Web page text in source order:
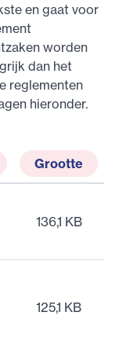
en gaat voor
worden
dan het
reglementen
hieronder.
Grootte
136,1 KB
125,1 KB